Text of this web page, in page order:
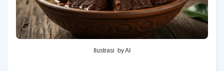
Ilustrasi by AI